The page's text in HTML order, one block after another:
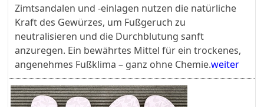
Zimtsandalen und -einlagen nutzen die natürliche
Kraft des Gewürzes, um Fußgeruch zu
neutralisieren und die Durchblutung sanft
anzuregen. Ein bewährtes Mittel für ein trockenes,
angenehmes Fußklima – ganz ohne Chemie.weiter